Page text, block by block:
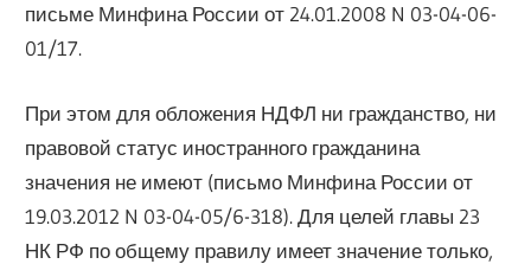
письме Минфина России от 24.01.2008 N 03-04-06-
01/17.
При этом для обложения НДФЛ ни гражданство, ни
правовой статус иностранного гражданина
значения не имеют (письмо Минфина России от
19.03.2012 N 03-04-05/6-318). Для целей главы 23
НК РФ по общему правилу имеет значение только,